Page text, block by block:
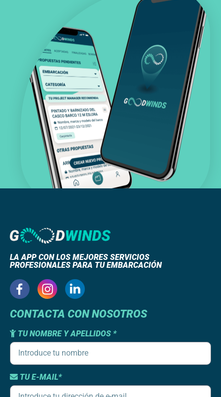
LA APP CON LOS MEJORES SERVICIOS
PROFESIONALES PARA TU EMBARCACIÓN
CONTACTA CON NOSOTROS
TU NOMBRE Y APELLIDOS *
TU E-MAIL*